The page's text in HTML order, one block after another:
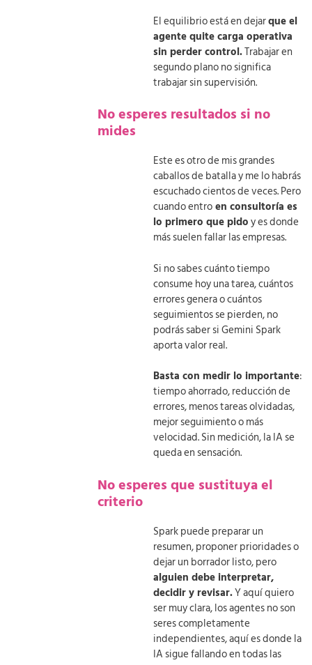
El equilibrio está en dejarque el
agente quite carga operativa
sin perder control.Trabajar en
segundo plano no significa
trabajar sin supervisión.
No esperes resultados si no
mides
Este es otro de mis grandes
caballos de batalla y me lo habrás
escuchado cientos de veces. Pero
cuando entroen consultoría es
lo primero que pidoy es donde
más suelen fallar las empresas.
Si no sabes cuánto tiempo
consume hoy una tarea, cuántos
errores genera o cuántos
seguimientos se pierden, no
podrás saber si Gemini Spark
aporta valor real.
Basta con medir lo importante:
tiempo ahorrado, reducción de
errores, menos tareas olvidadas,
mejor seguimiento o más
velocidad. Sin medición, la IA se
queda en sensación.
No esperes que sustituya el
criterio
Spark puede preparar un
resumen, proponer prioridades o
dejar un borrador listo, pero
alguien debe interpretar,
decidir y revisar.Y aquí quiero
ser muy clara, los agentes no son
seres completamente
independientes, aquí es donde la
IA sigue fallando en todas las